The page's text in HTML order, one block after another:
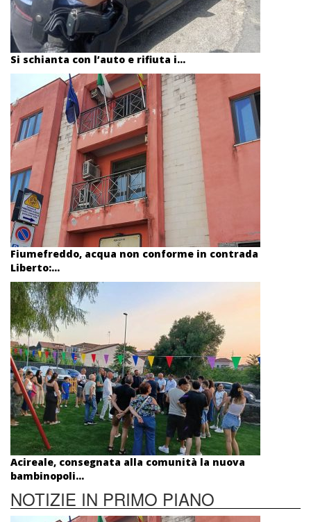
Si schianta con l’auto e rifiuta i...
Fiumefreddo, acqua non conforme in contrada
Liberto:...
Acireale, consegnata alla comunità la nuova
bambinopoli...
NOTIZIE IN PRIMO PIANO